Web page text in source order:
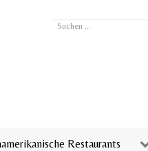
Suchen
Restaurants